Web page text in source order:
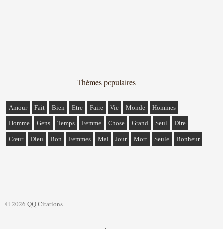
Thèmes populaires
Amour Fait Bien Etre Faire Vie Monde Hommes
Homme Gens Temps Femme Chose Grand Seul Dire
Cœur Dieu Bon Femmes Mal Jour Mort Seule Bonheur
© 2026 QQ Citations